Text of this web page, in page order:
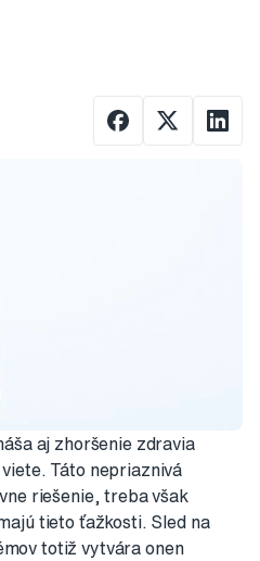
aj zhoršenie zdravia
Táto nepriaznivá
riešenie, treba však
tieto ťažkosti. Sled na
totiž vytvára onen